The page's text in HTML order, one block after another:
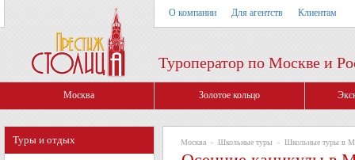
О компании Для агентств Клиентам
Туроператор по Москве и
Москва Золотое кольцо
Туры и отдых Москва » Школьные туры » Школьные туры в